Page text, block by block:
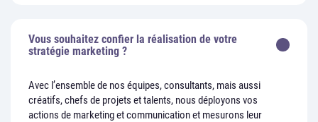
Vous souhaitez confier la réalisation de votre
stratégie marketing ?
Avec l’ensemble de nos équipes, consultants, mais aussi
créatifs, chefs de projets et talents, nous déployons vos
actions de marketing et communication et mesurons leur